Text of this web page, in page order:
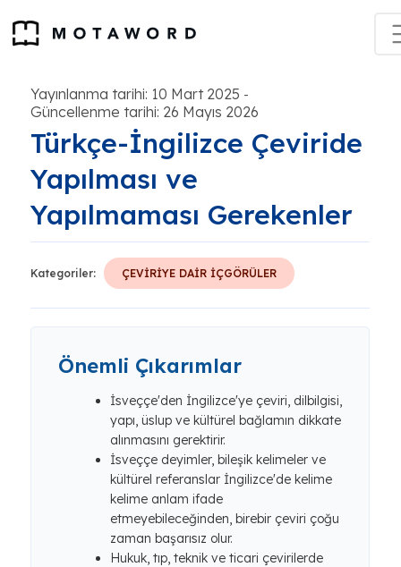
Yayınlanma tarihi: 10 Mart 2025 -
Güncellenme tarihi: 26 Mayıs 2026
Türkçe-İngilizce Çeviride
Yapılması ve
Yapılmaması Gerekenler
Kategoriler: ÇEVİRİYE DAİR İÇGÖRÜLER
Önemli Çıkarımlar
İsveççe'den İngilizce'ye çeviri, dilbilgisi,
yapı, üslup ve kültürel bağlamın dikkate
alınmasını gerektirir.
İsveççe deyimler, bileşik kelimeler ve
kültürel referanslar İngilizce'de kelime
kelime anlam ifade
etmeyebileceğinden, birebir çeviri çoğu
zaman başarısız olur.
Hukuk, tıp, teknik ve ticari çevirilerde